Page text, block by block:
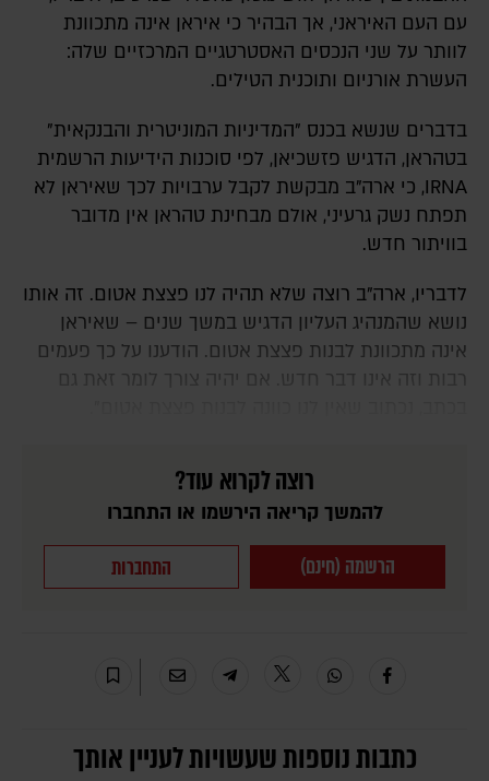
עם העם האיראני, אך הבהיר כי איראן אינה מתכוונת
לוותר על שני הנכסים האסטרטגיים המרכזיים שלה:
העשרת אורניום ותוכנית הטילים.
בדברים שנשא בכנס "המדיניות המוניטרית והבנקאית"
בטהראן, הדגיש פזשכיאן, לפי סוכנות הידיעות הרשמית
IRNA, כי ארה"ב מבקשת לקבל ערבויות לכך שאיראן לא
תפתח נשק גרעיני, אולם מבחינת טהראן אין מדובר
בוויתור חדש.
לדבריו, ארה"ב רוצה שלא תהיה לנו פצצת אטום. זה אותו
נושא שהמנהיג העליון הדגיש במשך שנים – שאיראן
אינה מתכוונת לבנות פצצת אטום. הודענו על כך פעמים
רבות וזה אינו דבר חדש. אם יהיה צורך לומר זאת גם
רוצה לקרוא עוד?
להמשך קריאה הירשמו או התחברו
הרשמה (חינם) התחברות
כתבות נוספות שעשויות לעניין אותך